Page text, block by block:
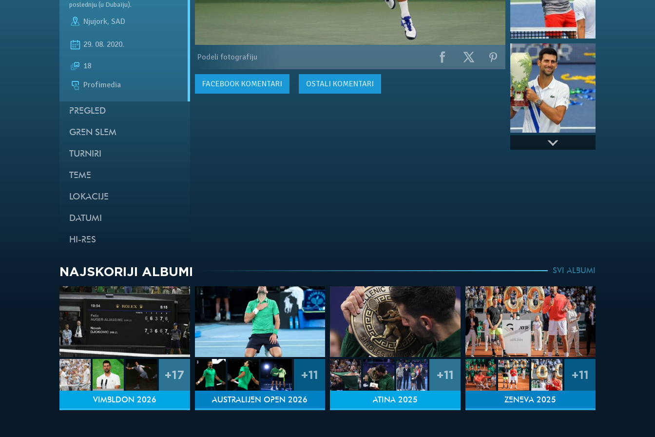
poslednju (u Dubaiju).
Njujork, SAD
29. 08. 2020.
18
Profimedia
PREGLED
GREN SLEM
TURNIRI
TEME
LOKACIJE
DATUMI
HI-RES
Podeli fotografiju
FACEBOOKKOMENTARI OSTALI KOMENTARI
NAJSKORIJI ALBUMI SVI ALBUMI
+17
VIMBLDON 2026
+11
AUSTRALIJEN OPEN 2026
+11
ATINA 2025
+11
ŽENEVA 2025